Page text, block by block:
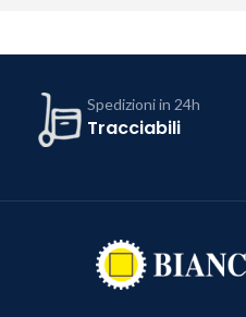
Spedizioni in 24h
Tracciabili